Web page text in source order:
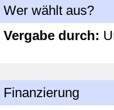
Wer wählt aus?
Vergabe durch:
Finanzierung